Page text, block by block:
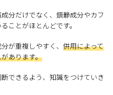
分だけでなく、鎮静成分やカフ
ことがほとんどです。
が重複しやすく、 併用によって
あります。
できるよう、知識をつけていき